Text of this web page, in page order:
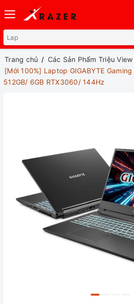
Trang chủ
Các Sản Phẩm Triệu
[Mới 100%] Laptop GIGABYTE
512GB/ 6GB RTX3060/ 144Hz